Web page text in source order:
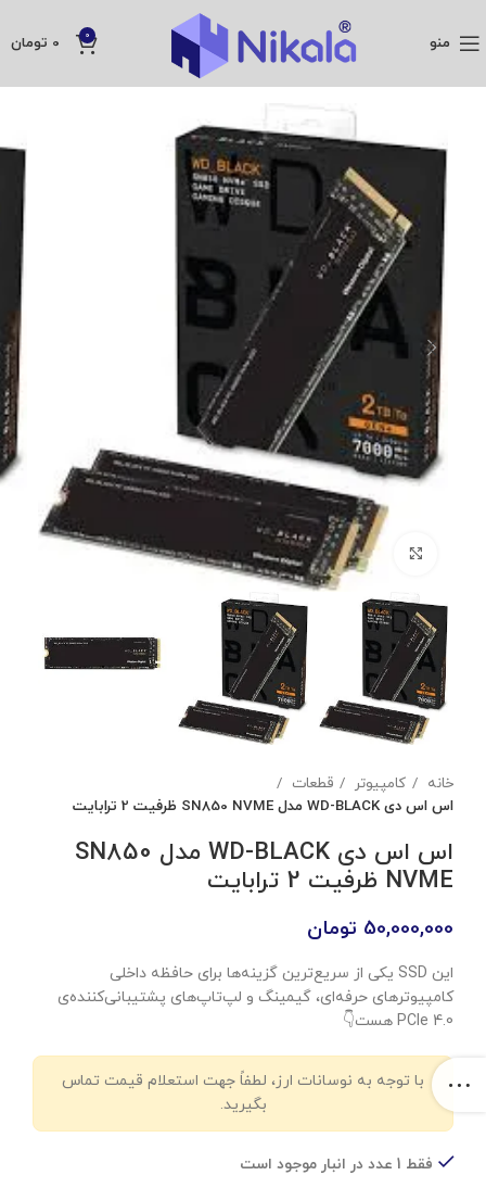
منو 0
0 تومان
بزرگنمایی تصویر
خانه کامپیوتر
قطعات
اس اس دی WD-BLACK مدل SN850 NVME ظرفیت 2 ترابایت
اس اس دی WD-BLACK مدل SN850
NVME ظرفیت 2 ترابایت
50,000,000 تومان
این SSD یکی از سریع‌ترین گزینه‌ها برای حافظه داخلی
کامپیوترهای حرفه‌ای، گیمینگ و لپ‌تاپ‌های پشتیبانی‌کننده‌ی
PCIe 4.0 هست👇
با توجه به نوسانات ارز، لطفاً جهت استعلام قیمت تماس
بگیرید.
فقط 1 عدد در انبار موجود است